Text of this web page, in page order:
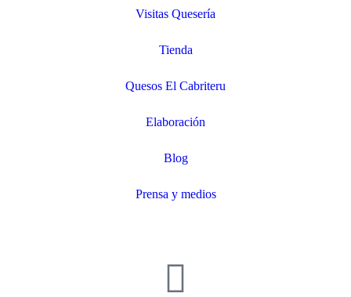
Visitas Quesería
Tienda
Quesos El Cabriteru
Elaboración
Blog
Prensa y medios